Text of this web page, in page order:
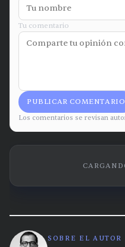
Tu comentario
PUBLICAR COMENTARIO
Los comentarios se revisan
SOBRE EL AUTOR